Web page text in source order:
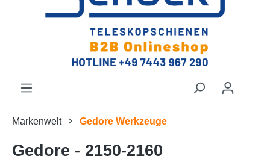
Markenwelt Gedore Werkzeuge
Gedore - 2150-2160